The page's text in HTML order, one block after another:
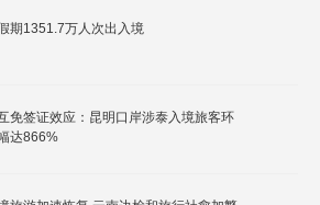
期1351.7万人次出入境
免签证效应：昆明口岸涉泰入境旅客环
达866%